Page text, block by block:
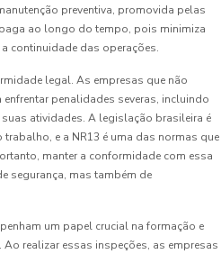
preventiva, promovida pelas
ao longo do tempo, pois minimiza
continuidade das operações.
legal. As empresas que não
penalidades severas, incluindo
atividades. A legislação brasileira é
e a NR13 é uma das normas que
manter a conformidade com essa
segurança, mas também de
um papel crucial na formação e
realizar essas inspeções, as empresas